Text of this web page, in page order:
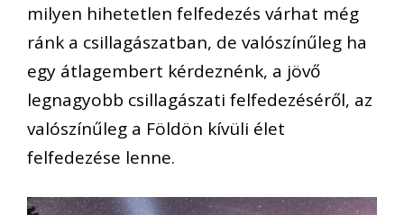
milyen hihetetlen felfedezés várhat még
ránk a csillagászatban, de valószínűleg ha
egy átlagembert kérdeznénk, a jövő
legnagyobb csillagászati felfedezéséről, az
valószínűleg a Földön kívüli élet
felfedezése lenne.